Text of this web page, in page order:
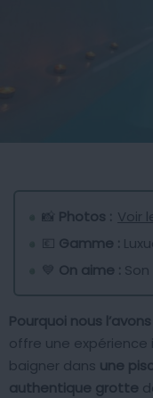
📸 Photos : Voir
💶 Gamme :
💙 On aime :
Pourquoi nous
offre une expérience
baigner dans une
authentique grotte